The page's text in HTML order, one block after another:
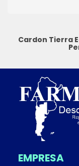
Cardon Tierra
EMPRESA